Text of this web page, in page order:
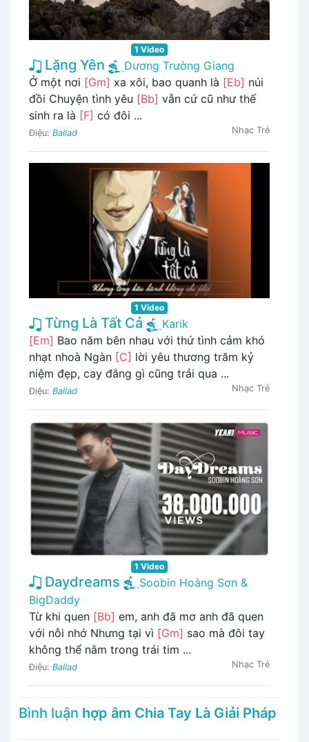
1 Video
Lặng Yên
Dương Trường Giang
Ở một nơi [Gm] xa xôi, bao quanh là [Eb] núi
đồi Chuyện tình yêu [Bb] vẫn cứ cũ như thế
sinh ra là [F] có đôi ...
Điệu: Ballad Nhạc Trẻ
1 Video
Từng Là Tất Cả
Karik
[Em] Bao năm bên nhau với thứ tình cảm khó
nhạt nhoà Ngàn [C] lời yêu thương trăm kỷ
niệm đẹp, cay đắng gì cũng trải qua ...
Điệu: Ballad Nhạc Trẻ
1 Video
Daydreams
Soobin Hoàng Sơn &
BigDaddy
Từ khi quen [Bb] em, anh đã mơ anh đã quen
với nỗi nhớ Nhưng tại vì [Gm] sao mà đôi tay
không thể nằm trong trái tim ...
Điệu: Ballad Nhạc Trẻ
Bình luận hợp âm Chia Tay Là Giải Pháp